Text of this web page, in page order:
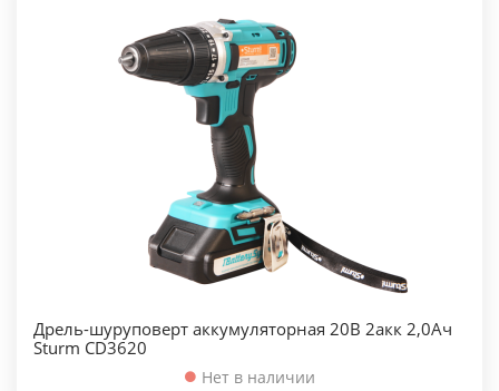
Дрель-шуруповерт аккумуляторная 20В 2акк 2,0Ач
Sturm CD3620
Нет в наличии